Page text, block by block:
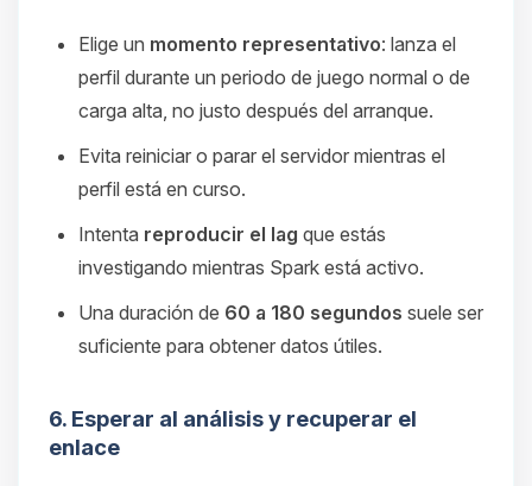
Elige un momento representativo: lanza el
perfil durante un periodo de juego normal o de
carga alta, no justo después del arranque.
Evita reiniciar o parar el servidor mientras el
perfil está en curso.
Intenta reproducir el lag que estás
investigando mientras Spark está activo.
Una duración de 60 a 180 segundos suele ser
suficiente para obtener datos útiles.
6. Esperar al análisis y recuperar el
enlace